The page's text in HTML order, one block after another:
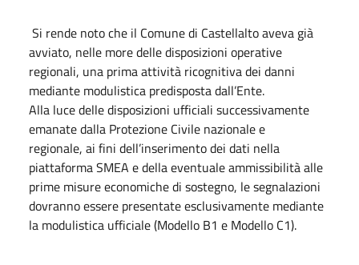
Si rende noto che il Comune di Castellalto aveva già
avviato, nelle more delle disposizioni operative
regionali, una prima attività ricognitiva dei danni
mediante modulistica predisposta dall’Ente.
Alla luce delle disposizioni ufficiali successivamente
emanate dalla Protezione Civile nazionale e
regionale, ai fini dell’inserimento dei dati nella
piattaforma SMEA e della eventuale ammissibilità alle
prime misure economiche di sostegno, le segnalazioni
dovranno essere presentate esclusivamente mediante
la modulistica ufficiale (Modello B1 e Modello C1).